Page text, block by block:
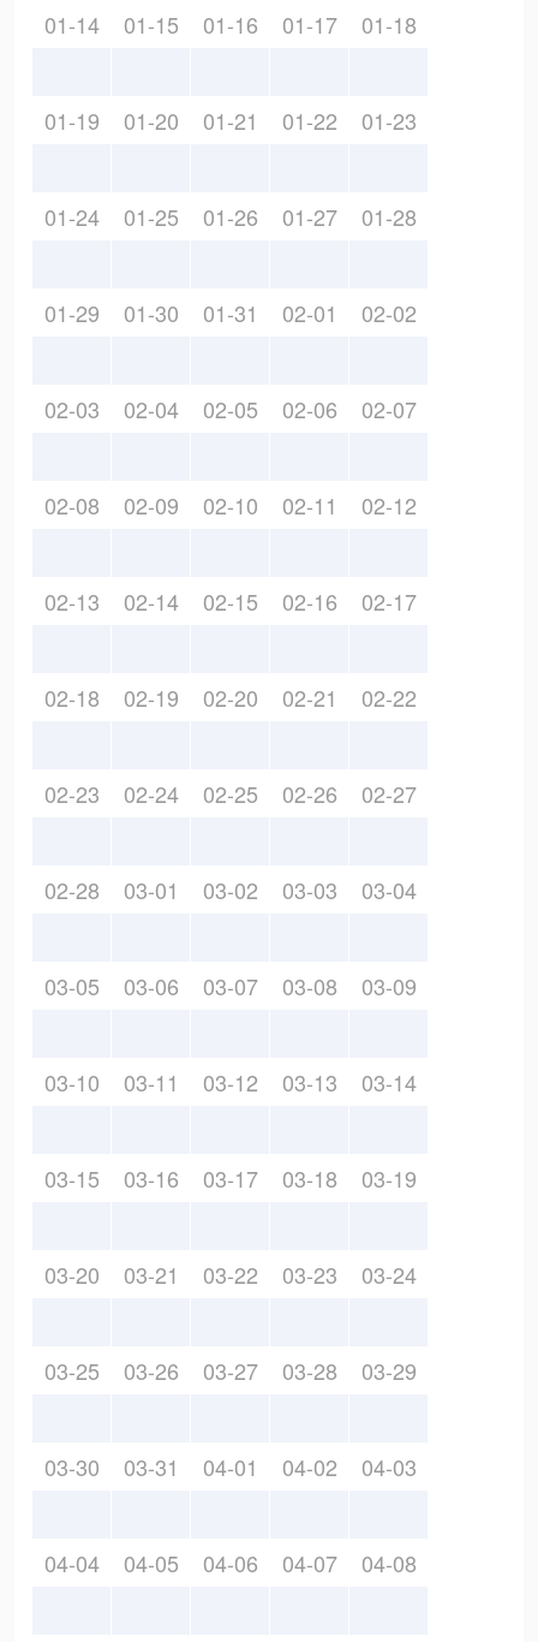
01-14 01-15 01-16 01-17 01-18
01-19 01-20 01-21 01-22 01-23
01-24 01-25 01-26 01-27 01-28
01-29 01-30 01-31 02-01 02-02
02-03 02-04 02-05 02-06 02-07
02-08 02-09 02-10 02-11 02-12
02-13 02-14 02-15 02-16 02-17
02-18 02-19 02-20 02-21 02-22
02-23 02-24 02-25 02-26 02-27
02-28 03-01 03-02 03-03 03-04
03-05 03-06 03-07 03-08 03-09
03-10 03-11 03-12 03-13 03-14
03-15 03-16 03-17 03-18 03-19
03-20 03-21 03-22 03-23 03-24
03-25 03-26 03-27 03-28 03-29
03-30 03-31 04-01 04-02 04-03
04-04 04-05 04-06 04-07 04-08